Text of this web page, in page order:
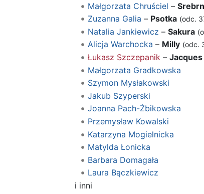
Małgorzata Chruściel –
Zuzanna Galia – Psotka (odc.
Natalia Jankiewicz – Sakura
Alicja Warchocka – Milly (odc.
Łukasz Szczepanik – Jacques
Małgorzata Gradkowska
Szymon Mysłakowski
Jakub Szyperski
Joanna Pach-Żbikowska
Przemysław Kowalski
Katarzyna Mogielnicka
Matylda Łonicka
Barbara Domagała
Laura Bączkiewicz
i inni